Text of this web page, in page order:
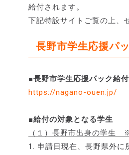
給付されます。
下記特設サイトご覧の上、
長野市学生応援パ
■長野市学生応援パック給
https://nagano-ouen.jp/
■給付の対象となる学生
（１）長野市出身の学生
1. 申請日現在、長野県外に